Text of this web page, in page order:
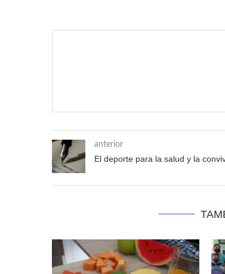
anterior
El deporte para la salud y la